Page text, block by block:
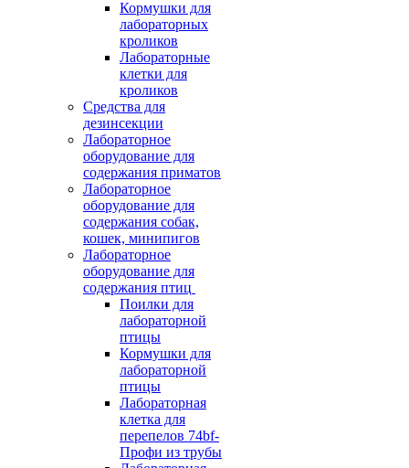
Кормушки для
лабораторных
кроликов
Лабораторные
клетки для
кроликов
Средства для
дезинсекции
Лабораторное
оборудование для
содержания приматов
Лабораторное
оборудование для
содержания собак,
кошек, минипигов
Лабораторное
оборудование для
содержания птиц
Поилки для
лабораторной
птицы
Кормушки для
лабораторной
птицы
Лабораторная
клетка для
перепелов 74bf-
Профи из трубы